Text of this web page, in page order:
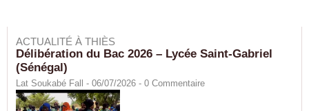
ACTUALITÉ À THIÈS
Délibération du Bac 2026 – Lycée Saint-Gabriel
(Sénégal)
Lat Soukabé Fall - 06/07/2026 - 0 Commentaire